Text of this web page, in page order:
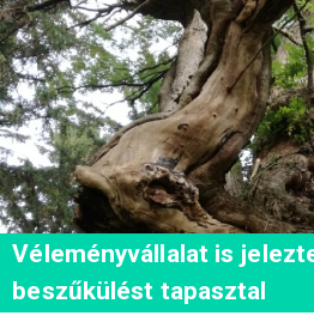
Véleményvállalat is
beszűkülést tapasztal